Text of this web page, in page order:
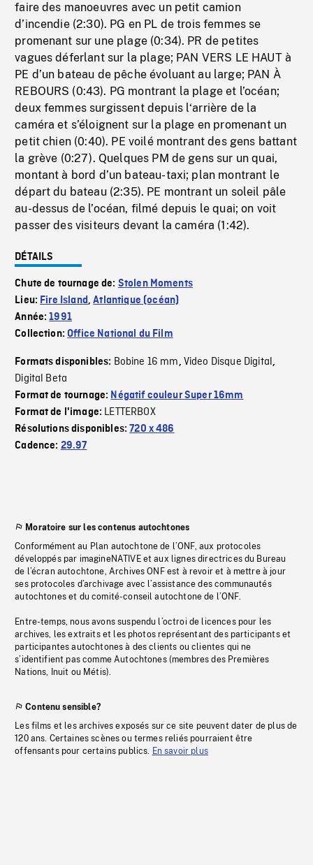
faire des manoeuvres avec un petit camion
d’incendie (2:30). PG en PL de trois femmes se
promenant sur une plage (0:34). PR de petites
vagues déferlant sur la plage; PAN VERS LE HAUT à
PE d’un bateau de pêche évoluant au large; PAN À
REBOURS (0:43). PG montrant la plage et l’océan;
deux femmes surgissent depuis l‘arrière de la
caméra et s’éloignent sur la plage en promenant un
petit chien (0:40). PE voilé montrant des gens battant
la grève (0:27). Quelques PM de gens sur un quai,
montant à bord d’un bateau-taxi; plan montrant le
départ du bateau (2:35). PE montrant un soleil pâle
au-dessus de l’océan, filmé depuis le quai; on voit
passer des visiteurs devant la caméra (1:42).
DÉTAILS
Chute de tournage de: Stolen Moments
Lieu: Fire Island,Atlantique (océan)
Année:1991
Collection:Office National du Film
Formats disponibles: Bobine 16 mm, Video Disque Digital,
Digital Beta
Format de tournage: Négatif couleur Super 16mm
Format de l'image: LETTERBOX
Résolutions disponibles:720 x 486
Cadence: 29.97
Moratoire sur les contenus autochtones
Conformément au Plan autochtone de l’ONF, aux protocoles
développés par imagineNATIVE et aux lignes directrices du Bureau
de l’écran autochtone, Archives ONF est à revoir et à mettre à jour
ses protocoles d’archivage avec l’assistance des communautés
autochtones et du comité-conseil autochtone de l’ONF.
Entre-temps, nous avons suspendu l’octroi de licences pour les
archives, les extraits et les photos représentant des participants et
participantes autochtones à des clients ou clientes qui ne
s’identifient pas comme Autochtones (membres des Premières
Nations, Inuit ou Métis).
Contenu sensible?
Les films et les archives exposés sur ce site peuvent dater de plus de
120 ans. Certaines scènes ou termes reliés pourraient être
offensants pour certains publics. En savoir plus